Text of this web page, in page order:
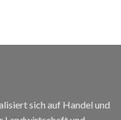
sich auf Handel und